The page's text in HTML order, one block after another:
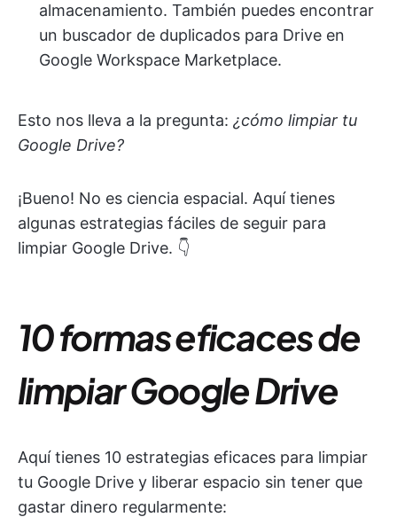
almacenamiento. También puedes encontrar
un buscador de duplicados para Drive en
Google Workspace Marketplace.
Esto nos lleva a la pregunta: ¿cómo limpiar tu
Google Drive?
¡Bueno! No es ciencia espacial. Aquí tienes
algunas estrategias fáciles de seguir para
limpiar Google Drive. 👇
10 formas eficaces de
limpiar Google Drive
Aquí tienes 10 estrategias eficaces para limpiar
tu Google Drive y liberar espacio sin tener que
gastar dinero regularmente: